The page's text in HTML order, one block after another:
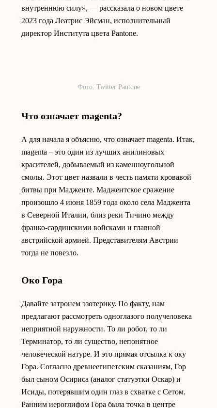
внутреннюю силу», — рассказала о новом цвете
2023 года Леатрис Эйсман, исполнительный
директор Института цвета Pantone.
Фото: Twitter Pantone
Что означает magenta?
А для начала я объясню, что означает magenta. Итак,
magenta – это один из лучших анилиновых
красителей, добываемый из каменноугольной
смолы. Этот цвет назвали в честь памяти кровавой
битвы при Мадженте. Маджентское сражение
произошло 4 июня 1859 года около села Маджента
в Северной Италии, близ реки Тичино между
франко-сардинскими войсками и главной
австрийской армией. Представителям Австрии
тогда не повезло.
Око Гора
Давайте затронем эзотерику. По факту, нам
предлагают рассмотреть одноглазого получеловека
неприятной наружности. То ли робот, то ли
Терминатор, то ли существо, непонятное
человеческой натуре. И это прямая отсылка к оку
Гора. Согласно древнеегипетским сказаниям, Гор
был сыном Осириса (аналог статуэтки Оскар) и
Исиды, потерявшим один глаз в схватке с Сетом.
Ранним иероглифом Гора была точка в центре